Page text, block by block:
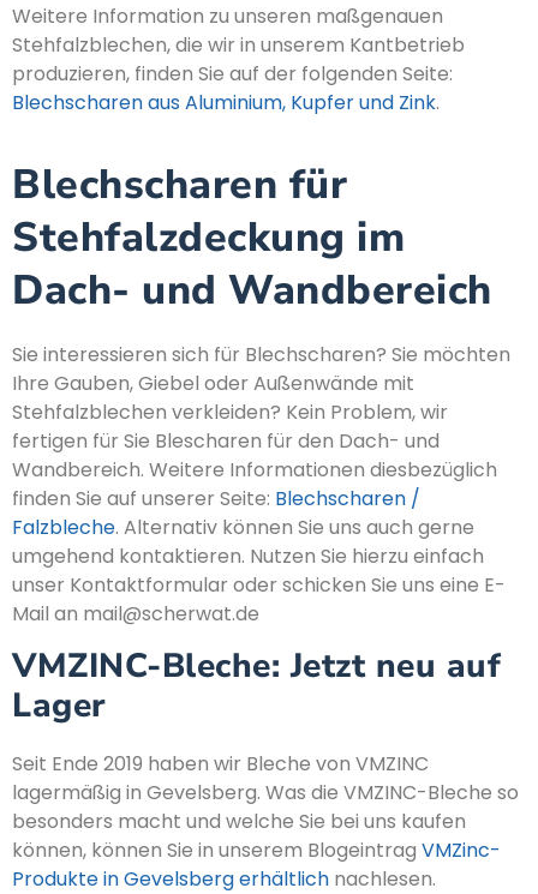
Weitere Information zu unseren maßgenauen
Stehfalzblechen, die wir in unserem Kantbetrieb
produzieren, finden Sie auf der folgenden Seite:
Blechscharen aus Aluminium, Kupfer und Zink.
Blechscharen für
Stehfalzdeckung im
Dach- und Wandbereich
Sie interessieren sich für Blechscharen? Sie möchten
Ihre Gauben, Giebel oder Außenwände mit
Stehfalzblechen verkleiden? Kein Problem, wir
fertigen für Sie Blescharen für den Dach- und
Wandbereich. Weitere Informationen diesbezüglich
finden Sie auf unserer Seite: Blechscharen /
Falzbleche. Alternativ können Sie uns auch gerne
umgehend kontaktieren. Nutzen Sie hierzu einfach
unser Kontaktformular oder schicken Sie uns eine E-
Mail an mail@scherwat.de
VMZINC-Bleche: Jetzt neu auf
Lager
Seit Ende 2019 haben wir Bleche von VMZINC
lagermäßig in Gevelsberg. Was die VMZINC-Bleche so
besonders macht und welche Sie bei uns kaufen
können, können Sie in unserem Blogeintrag VMZinc-
Produkte in Gevelsberg erhältlich nachlesen.